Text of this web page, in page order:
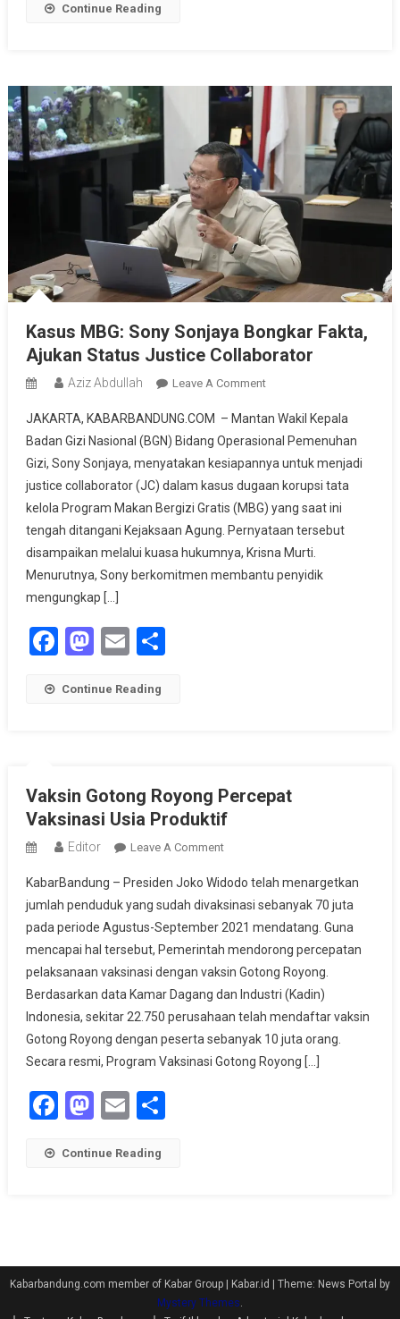
Continue Reading
Kasus MBG: Sony Sonjaya Bongkar Fakta,
Ajukan Status Justice Collaborator
Aziz Abdullah Leave A CommentOn
MBG:
Sony
Sonjaya
Bongkar
Fakta,
Ajukan
Status
JAKARTA, KABARBANDUNG.COM – Mantan Wakil Kepala
Badan Gizi Nasional (BGN) Bidang Operasional Pemenuhan
Gizi, Sony Sonjaya, menyatakan kesiapannya untuk menjadi
justice collaborator (JC) dalam kasus dugaan korupsi tata
kelola Program Makan Bergizi Gratis (MBG) yang saat ini
tengah ditangani Kejaksaan Agung. Pernyataan tersebut
disampaikan melalui kuasa hukumnya, Krisna Murti.
Menurutnya, Sony berkomitmen membantu penyidik
mengungkap […]
Facebook
Mastodon
EmailShare
Continue Reading
Vaksin Gotong Royong Percepat
Vaksinasi Usia Produktif
Editor Leave A CommentOn
Gotong
Royong
Percepat
Vaksinasi
Usia
Produktif
KabarBandung – Presiden Joko Widodo telah menargetkan
jumlah penduduk yang sudah divaksinasi sebanyak 70 juta
pada periode Agustus-September 2021 mendatang. Guna
mencapai hal tersebut, Pemerintah mendorong percepatan
pelaksanaan vaksinasi dengan vaksin Gotong Royong.
Berdasarkan data Kamar Dagang dan Industri (Kadin)
Indonesia, sekitar 22.750 perusahaan telah mendaftar vaksin
Gotong Royong dengan peserta sebanyak 10 juta orang.
Secara resmi, Program Vaksinasi Gotong Royong […]
Facebook
Mastodon
EmailShare
Continue Reading
Kabarbandung.com member of Kabar Group | Kabar.id | Theme: News Portal by
Mystery Themes